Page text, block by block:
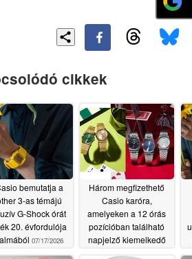
cikkek
bemutatja a
3-as témájú
G-Shock órát
20. évfordulója
07/17/2026
Három megfizethető
Casio karóra,
amelyeken a 12 órás
pozícióban található
napjelző kiemelkedő